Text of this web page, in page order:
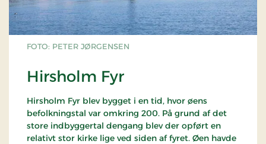
FOTO: PETER JØRGENSEN
Hirsholm Fyr
Hirsholm Fyr blev bygget i en tid, hvor øens
befolkningstal var omkring 200. På grund af det
store indbyggertal dengang blev der opført en
relativt stor kirke lige ved siden af fyret. Øen havde